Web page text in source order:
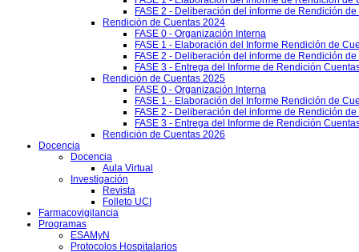
FASE 2 - Deliberación del informe de Rendición
Rendición de Cuentas 2024
FASE 0 - Organización Interna
FASE 1 - Elaboración del Informe Rendición de
FASE 2 - Deliberación del informe de Rendición
FASE 3 - Entrega del Informe de Rendición
Rendición de Cuentas 2025
FASE 0 - Organización Interna
FASE 1 - Elaboración del Informe Rendición de
FASE 2 - Deliberación del informe de Rendición
FASE 3 - Entrega del Informe de Rendición
Rendición de Cuentas 2026
Docencia
Docencia
Aula Virtual
Investigación
Revista
Folleto UCI
Farmacovigilancia
Programas
ESAMyN
Protocolos Hospitalarios